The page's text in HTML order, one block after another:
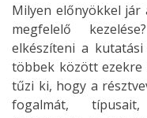
Milyen előnyökkel jár
megfelelő
elkészíteni a kutatási
többek között ezekre
tűzi ki, hogy a
fogalmát, típusait,